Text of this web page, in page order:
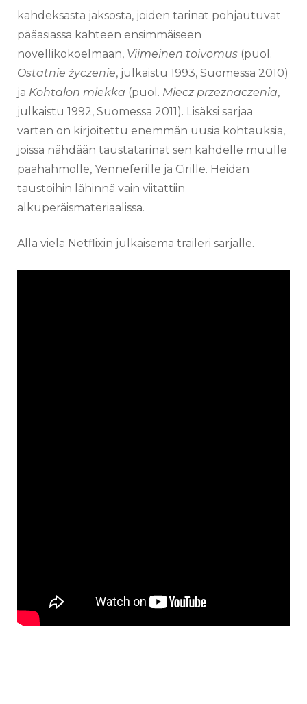
kahdeksasta jaksosta, joiden tarinat pohjautuvat
pääasiassa kahteen ensimmäiseen
novellikokoelmaan, Viimeinen toivomus (puol.
Ostatnie życzenie, julkaistu 1993, Suomessa 2010)
ja Kohtalon miekka (puol. Miecz przeznaczenia,
julkaistu 1992, Suomessa 2011). Lisäksi sarjaa
varten on kirjoitettu enemmän uusia kohtauksia,
joissa nähdään taustatarinat sen kahdelle muulle
päähahmolle, Yenneferille ja Cirille. Heidän
taustoihin lähinnä vain viitattiin
alkuperäismateriaalissa.
Alla vielä Netflixin julkaisema traileri sarjalle.